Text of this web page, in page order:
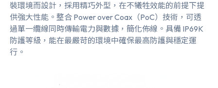
裝環境而設計，採用精巧外型，在不犧牲效能的前提下提
供強大性能。整合 Power over Coax（PoC）技術，可透
過單一纜線同時傳輸電力與數據，簡化佈線。具備 IP69K
防護等級，能在最嚴苛的環境中確保最高防護與穩定運
行。